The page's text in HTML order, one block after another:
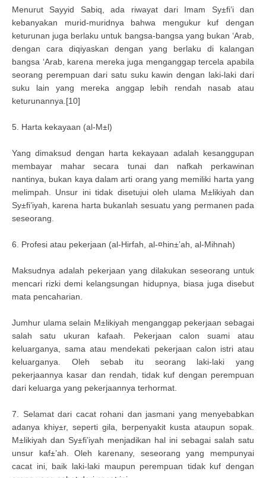
Menurut Sayyid Sabiq, ada riwayat dari Imam Sy±fi’i dan
kebanyakan murid-muridnya bahwa mengukur kuf dengan
keturunan juga berlaku untuk bangsa-bangsa yang bukan ‘Arab,
dengan cara diqiyaskan dengan yang berlaku di kalangan
bangsa ‘Arab, karena mereka juga menganggap tercela apabila
seorang perempuan dari satu suku kawin dengan laki-laki dari
suku lain yang mereka anggap lebih rendah nasab atau
keturunannya.[10]
5. Harta kekayaan (al-M±l)
Yang dimaksud dengan harta kekayaan adalah kesanggupan
membayar mahar secara tunai dan nafkah perkawinan
nantinya, bukan kaya dalam arti orang yang memiliki harta yang
melimpah. Unsur ini tidak disetujui oleh ulama M±likiyah dan
Sy±fi’iyah, karena harta bukanlah sesuatu yang permanen pada
seseorang.
6. Profesi atau pekerjaan (al-Hirfah, al-¤hin±’ah, al-Mihnah)
Maksudnya adalah pekerjaan yang dilakukan seseorang untuk
mencari rizki demi kelangsungan hidupnya, biasa juga disebut
mata pencaharian.
Jumhur ulama selain M±likiyah menganggap pekerjaan sebagai
salah satu ukuran kafaah. Pekerjaan calon suami atau
keluarganya, sama atau mendekati pekerjaan calon istri atau
keluarganya. Oleh sebab itu seorang laki-laki yang
pekerjaannya kasar dan rendah, tidak kuf dengan perempuan
dari keluarga yang pekerjaannya terhormat.
7. Selamat dari cacat rohani dan jasmani yang menyebabkan
adanya khiy±r, seperti gila, berpenyakit kusta ataupun sopak.
M±likiyah dan Sy±fi’iyah menjadikan hal ini sebagai salah satu
unsur kaf±’ah. Oleh karenany, seseorang yang mempunyai
cacat ini, baik laki-laki maupun perempuan tidak kuf dengan